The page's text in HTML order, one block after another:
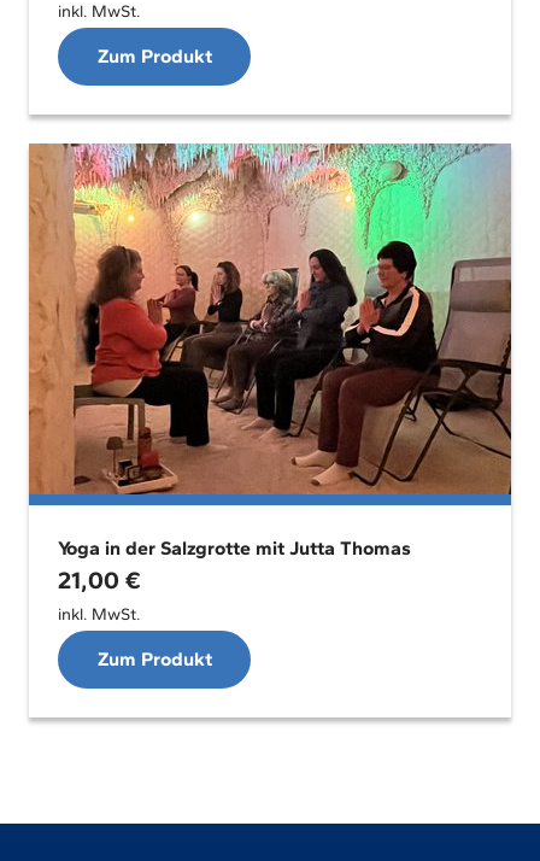
inkl. MwSt.
Zum Produkt
Yoga in der Salzgrotte mit Jutta Thomas
21,00 €
inkl. MwSt.
Zum Produkt